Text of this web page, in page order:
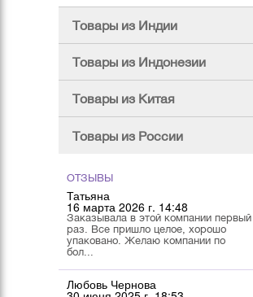
Товары из Индии
Товары из Индонезии
Товары из Китая
Товары из России
ОТЗЫВЫ
Татьяна
16 марта 2026 г. 14:48
Заказывала в этой компании первый
раз. Все пришло целое, хорошо
упаковано. Желаю компании по
бол...
Любовь Чернова